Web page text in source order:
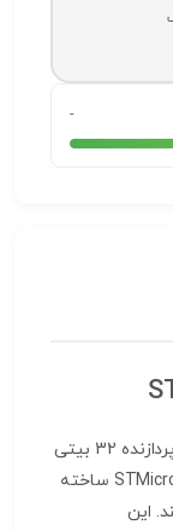
-
میکروکنترلر STM32F103CBT6 دارای هسته پردازنده 32 بیتی
ARM Cortex M3 توسط شرکت STMicroelectronics ساخته
می کند. این